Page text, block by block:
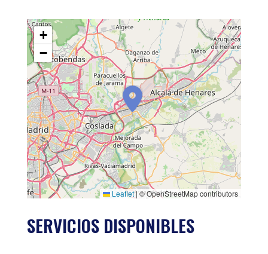
+
−
Leaflet|© OpenStreetMap contributors
SERVICIOS DISPONIBLES